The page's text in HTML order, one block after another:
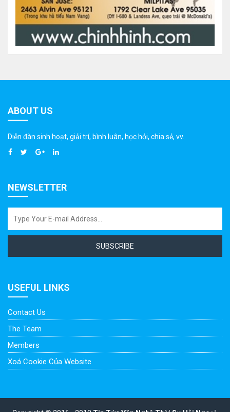
ABOUT US
Diễn đàn sinh hoạt, giải trí, bình luân, học hỏi, chia sẻ, vv.
NEWSLETTER
SUBSCRIBE
USEFUL LINKS
Contact Us
The Team
Members
Xoá Cookie Của Website